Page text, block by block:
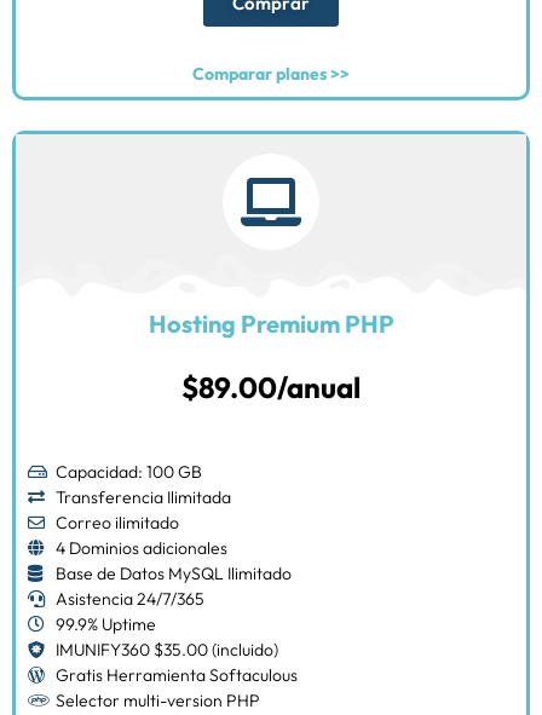
Comparar planes >>
Hosting Premium PHP
$89.00/anual
Capacidad: 100 GB
Transferencia Ilimitada
Correo ilimitado
4 Dominios adicionales
Base de Datos MySQL Ilimitado
Asistencia 24/7/365
99.9% Uptime
IMUNIFY360 $35.00 (incluido)
Gratis Herramienta Softaculous
Selector multi-version PHP